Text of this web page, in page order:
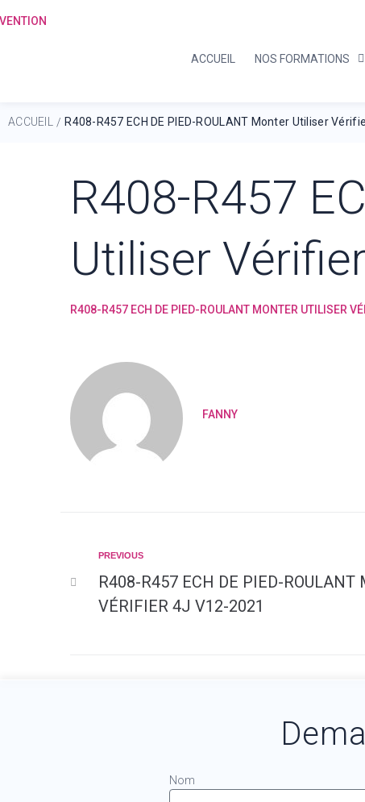
ACCUEIL NOS FORMATIONS
ACCUEIL / R408-R457 ECH DE PIED-ROULANT Monter Utiliser
R408-R457
Utiliser
R408-R457 ECH DE PIED-ROULANT MONTER UTILISER
FANNY
PREVIOUS
R408-R457 ECH DE PIED-ROULANT
VÉRIFIER 4J V12-2021
Nom